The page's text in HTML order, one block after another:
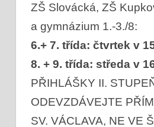
ZŠ Slovácká, ZŠ
a gymnázium 1.-3./8:
6.+ 7. třída: čtvrtek v
8. + 9. třída: středa v
PŘIHLÁŠKY II.
ODEVZDÁVEJTE
SV. VÁCLAVA, NE VE